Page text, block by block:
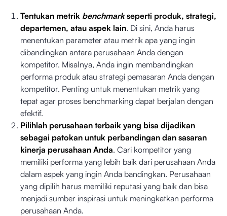
Tentukan metrik benchmarkseperti produk, strategi,
departemen, atau aspek lain. Di sini, Anda harus
menentukan parameter atau metrik apa yang ingin
dibandingkan antara perusahaan Anda dengan
kompetitor. Misalnya, Anda ingin membandingkan
performa produk atau strategi pemasaran Anda dengan
kompetitor. Penting untuk menentukan metrik yang
tepat agar proses benchmarking dapat berjalan dengan
efektif.
Pilihlah perusahaan terbaik yang bisa dijadikan
sebagai patokan untuk perbandingan dan sasaran
kinerja perusahaan Anda. Cari kompetitor yang
memiliki performa yang lebih baik dari perusahaan Anda
dalam aspek yang ingin Anda bandingkan. Perusahaan
yang dipilih harus memiliki reputasi yang baik dan bisa
menjadi sumber inspirasi untuk meningkatkan performa
perusahaan Anda.